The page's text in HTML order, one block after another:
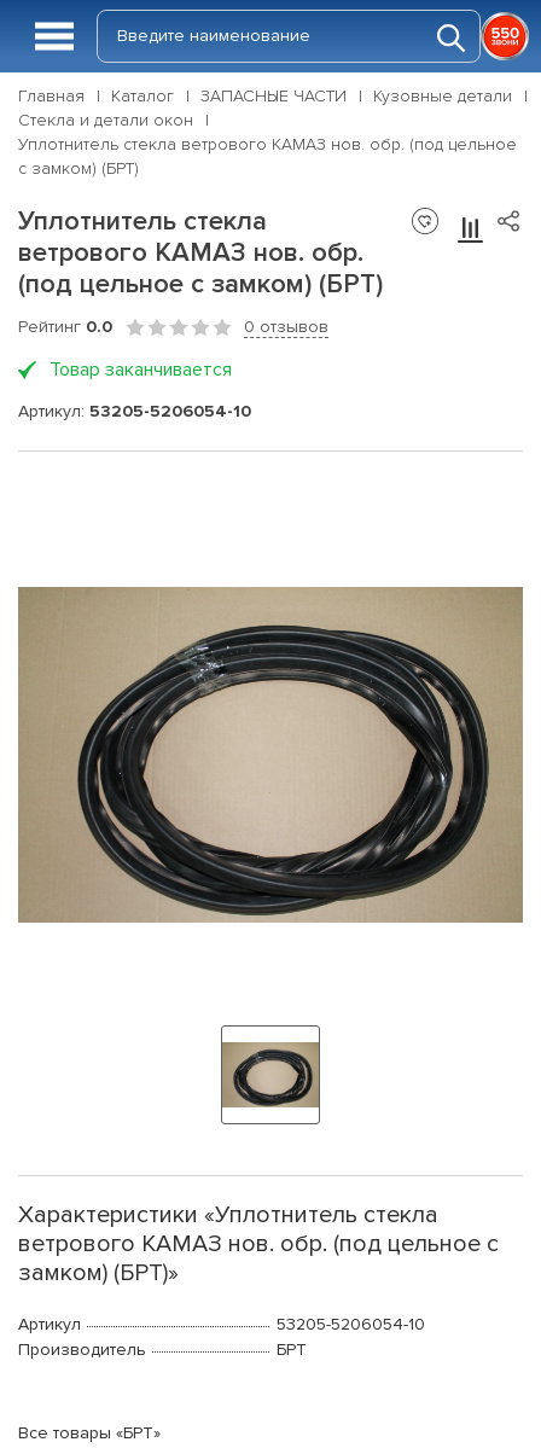
Главная Каталог ЗАПАСНЫЕ ЧАСТИ
Кузовные детали
Стекла и детали окон
Уплотнитель стекла ветрового КАМАЗ нов. обр. (под цельное
с замком) (БРТ)
Уплотнитель стекла
ветрового КАМАЗ нов. обр.
(под цельное с замком) (БРТ)
Рейтинг 0.0 0 отзывов
Товар заканчивается
Артикул: 53205-5206054-10
Характеристики «Уплотнитель стекла
ветрового КАМАЗ нов. обр. (под цельное с
замком) (БРТ)»
Артикул
53205-5206054-10
Производитель
БРТ
Все товары «БРТ»